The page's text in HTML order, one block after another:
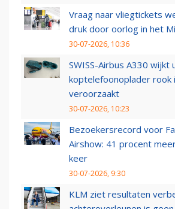
Vraag naar vliegtickets
druk door oorlog in het
30-07-2026, 10:36
SWISS-Airbus A330 wijkt
koptelefoonoplader rook
veroorzaakt
30-07-2026, 10:23
Bezoekersrecord voor
Airshow: 41 procent
keer
30-07-2026, 9:30
KLM ziet resultaten